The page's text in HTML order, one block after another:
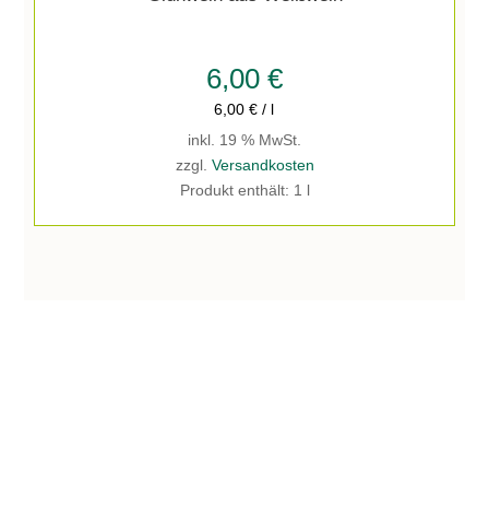
6,00 €
6,00€ / l
inkl. 19 % MwSt.
zzgl. Versandkosten
Produkt enthält: 1 l